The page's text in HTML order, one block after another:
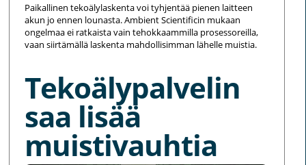
Paikallinen tekoälylaskenta voi tyhjentää pienen laitteen
akun jo ennen lounasta. Ambient Scientificin mukaan
ongelmaa ei ratkaista vain tehokkaammilla prosessoreilla,
vaan siirtämällä laskenta mahdollisimman lähelle muistia.
Tekoälypalvelin
saa lisää
muistivauhtia